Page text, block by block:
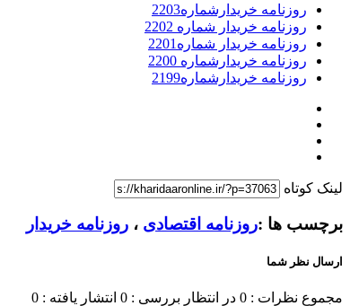
روزنامه خریدارشماره2203
روزنامه خریدار شماره 2202
روزنامه خریدار شماره2201
روزنامه خریدارشماره 2200
روزنامه خریدارشماره2199
لینک کوتاه
برچسب ها :روزنامه اقتصادی ، روزنامه خریدار
ارسال نظر شما
مجموع نظرات : 0 در انتظار بررسی : 0 انتشار یافته : 0